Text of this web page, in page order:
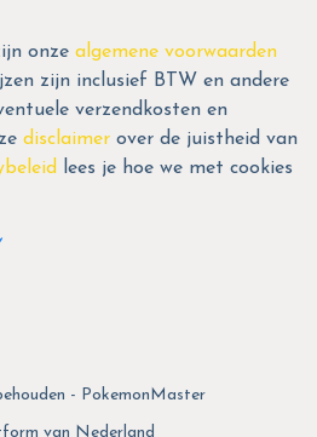
onze algemene voorwaarden
zijn inclusief BTW en andere
verzendkosten en
disclaimer over de juistheid van
lees je hoe we met cookies
- PokemonMaster
van Nederland